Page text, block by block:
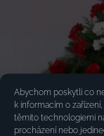
Abychom poskytli co
k informacím o
těmito technologiemi
procházení nebo